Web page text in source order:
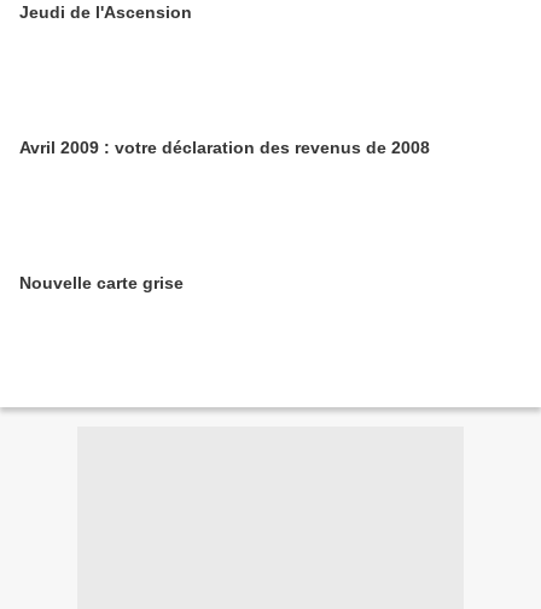
Jeudi de l'Ascension
Avril 2009 : votre déclaration des revenus de 2008
Nouvelle carte grise